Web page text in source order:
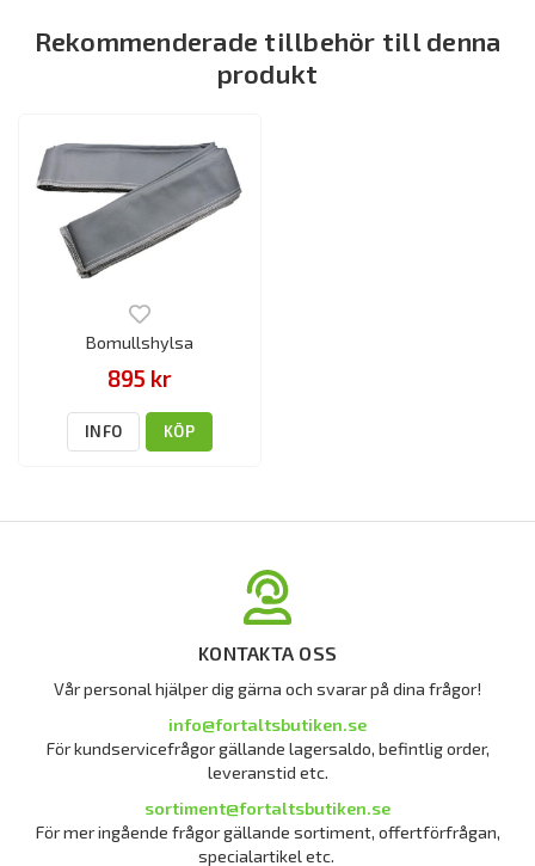
Rekommenderade tillbehör till denna
produkt
Bomullshylsa
895 kr
INFO KÖP
KONTAKTA OSS
Vår personal hjälper dig gärna och svarar på dina frågor!
info@fortaltsbutiken.se
För kundservicefrågor gällande lagersaldo, befintlig order,
leveranstid etc.
sortiment@fortaltsbutiken.se
För mer ingående frågor gällande sortiment, offertförfrågan,
specialartikel etc.